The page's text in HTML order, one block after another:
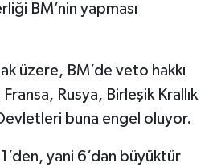
BM’nin yapması
üzere, BM’de veto hakkı
Rusya, Birleşik Krallık
buna engel oluyor.
yani 6’dan büyüktür